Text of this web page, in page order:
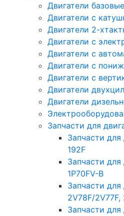
Двигатели базовые
Двигатели с
Двигатели 2-
Двигатели с
Двигатели с
Двигатели с
Двигатели с
Двигатели
Двигатели
Запчасти для
Запчасти для
192F
Запчасти для
1P70FV-B
Запчасти для
2V78F/2V77F,
Запчасти для